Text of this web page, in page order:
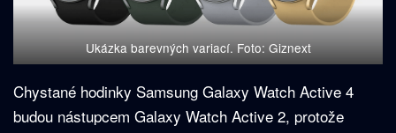
Ukázka barevných variací. Foto: Giznext
Chystané hodinky Samsung Galaxy Watch Active 4
budou nástupcem Galaxy Watch Active 2, protože